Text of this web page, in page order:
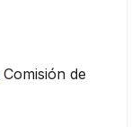
Comisión de